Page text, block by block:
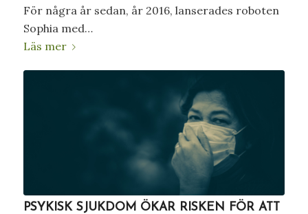
För några år sedan, år 2016, lanserades roboten
Sophia med…
Läs mer
PSYKISK SJUKDOM ÖKAR RISKEN FÖR ATT